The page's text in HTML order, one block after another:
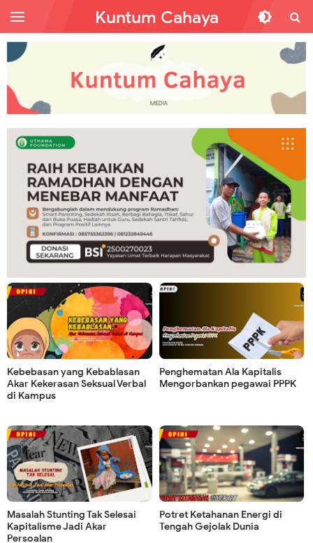
Kuntum Cahaya
Kebebasan yang Kebablasan
Akar Kekerasan Seksual Verbal
di Kampus
Penghematan Ala Kapitalis
Mengorbankan pegawai PPPK
Masalah Stunting Tak Selesai
Kapitalisme Jadi Akar
Persoalan
Potret Ketahanan Energi di
Tengah Gejolak Dunia